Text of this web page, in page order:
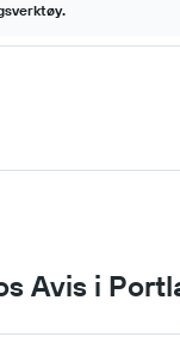
Avis i